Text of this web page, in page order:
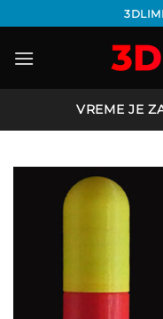
na
sadržaj
VREME JE